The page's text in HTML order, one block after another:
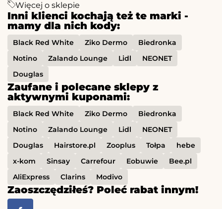
Więcej o sklepie
Inni klienci kochają też te marki -
mamy dla nich kody:
Black Red White Ziko Dermo
Biedronka
Notino
Zalando Lounge Lidl
NEONET
Douglas
Zaufane i polecane sklepy z
aktywnymi kuponami:
Black Red White Ziko Dermo
Biedronka
Notino
Zalando Lounge Lidl
NEONET
Douglas
Hairstore.pl Zooplus Tołpa
hebe
x-kom
Sinsay Carrefour Eobuwie
Bee.pl
AliExpress
Clarins Modivo
Zaoszczędziłeś? Poleć rabat innym!